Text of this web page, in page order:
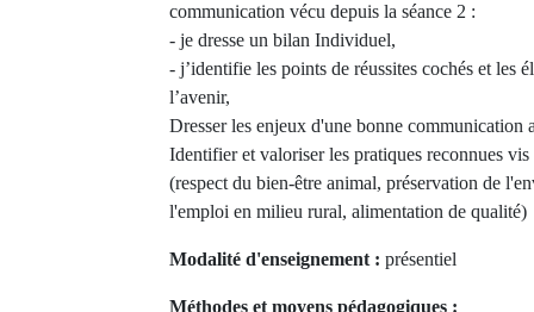
communication vécu depuis la séance 2 :
- je dresse un bilan Individuel,
- j’identifie les points de réussites cochés et les
l’avenir,
Dresser les enjeux d'une bonne communication
Identifier et valoriser les pratiques reconnues vis
(respect du bien-être animal, préservation de
l'emploi en milieu rural, alimentation de qualité)
Modalité d'enseignement : présentiel
Méthodes et moyens pédagogiques :